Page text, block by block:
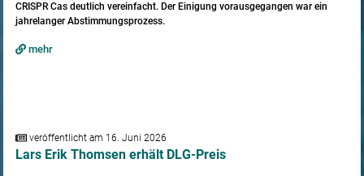
CRISPR Cas deutlich vereinfacht. Der Einigung vorausgegangen war ein
jahrelanger Abstimmungsprozess.
mehr
veröffentlicht am 16. Juni 2026
Lars Erik Thomsen erhält DLG-Preis